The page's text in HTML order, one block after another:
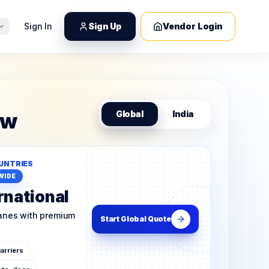
Sign In Sign Up Vendor Login
Global India
with premium
Start Global Quote